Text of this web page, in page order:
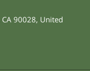
CA 90028, United